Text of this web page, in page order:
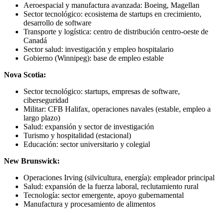
Aeroespacial y manufactura avanzada: Boeing, Magellan
Sector tecnológico: ecosistema de startups en crecimiento,
desarrollo de software
Transporte y logística: centro de distribución centro-oeste de
Canadá
Sector salud: investigación y empleo hospitalario
Gobierno (Winnipeg): base de empleo estable
Nova Scotia:
Sector tecnológico: startups, empresas de software,
ciberseguridad
Militar: CFB Halifax, operaciones navales (estable, empleo a
largo plazo)
Salud: expansión y sector de investigación
Turismo y hospitalidad (estacional)
Educación: sector universitario y colegial
New Brunswick:
Operaciones Irving (silvicultura, energía): empleador principal
Salud: expansión de la fuerza laboral, reclutamiento rural
Tecnología: sector emergente, apoyo gubernamental
Manufactura y procesamiento de alimentos